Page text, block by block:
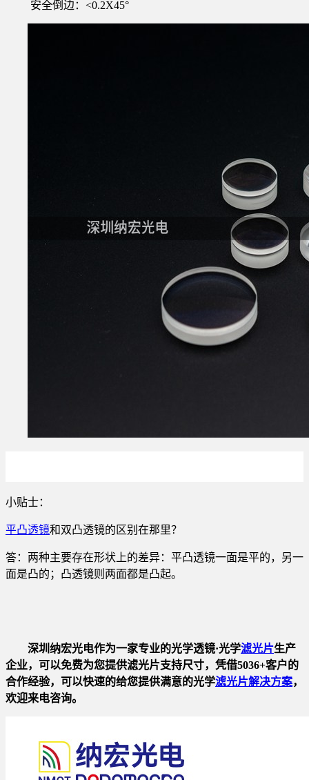
安全倒边：<0.2X45°
小贴士：
平凸透镜和双凸透镜的区别在那里？
答：两种主要存在形状上的差异：平凸透镜一面是平的，另一
面是凸的；凸透镜则两面都是凸起。
深圳纳宏光电作为一家专业的光学透镜·光学滤光片生产
企业，可以免费为您提供滤光片支持尺寸，凭借5036+客户的
合作经验，可以快速的给您提供满意的光学滤光片解决方案，
欢迎来电咨询。